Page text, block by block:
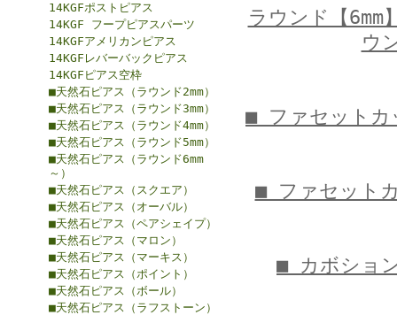
14KGFポストピアス
14KGF フープピアスパーツ
14KGFアメリカンピアス
14KGFレバーバックピアス
14KGFピアス空枠
■天然石ピアス（ラウンド2mm）
■天然石ピアス（ラウンド3mm）
■天然石ピアス（ラウンド4mm）
■天然石ピアス（ラウンド5mm）
■天然石ピアス（ラウンド6mm
～）
■天然石ピアス（スクエア）
■天然石ピアス（オーバル）
■天然石ピアス（ペアシェイプ）
■天然石ピアス（マロン）
■天然石ピアス（マーキス）
■天然石ピアス（ポイント）
■天然石ピアス（ボール）
■天然石ピアス（ラフストーン）
ラウンド【6mm
ウ
■ ファセットカ
■ ファセット
■ カボショ